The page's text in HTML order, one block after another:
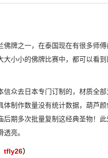
牌之一，在泰国现在有很多师
小小的佛牌比赛中，都可以看
众去日本专门订制的，材质全
制作数量没有统计数据，葫芦
期多次批量复制这经典圣物！
亮。
tfly26）